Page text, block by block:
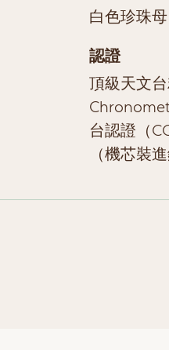
白色珍珠
認證
頂級天文
台認證（
（機芯裝